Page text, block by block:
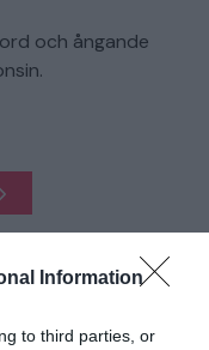
Information
to third parties, or
och ångande
sexigaste serierna 2024